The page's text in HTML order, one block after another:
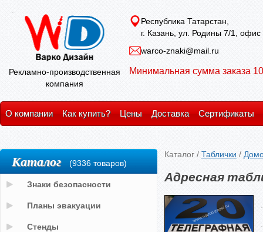
Рекламно-производственная
компания
Республика Татарстан,
г. Казань, ул. Родины 7/1, офис
warco-znaki@mail.ru
Минимальная сумма заказа
О компании Как купить? Цены Доставка Сертификаты
Каталог / Таблички /
Адресная
Каталог (9336 товаров)
Знаки безопасности
Планы эвакуации
Стенды